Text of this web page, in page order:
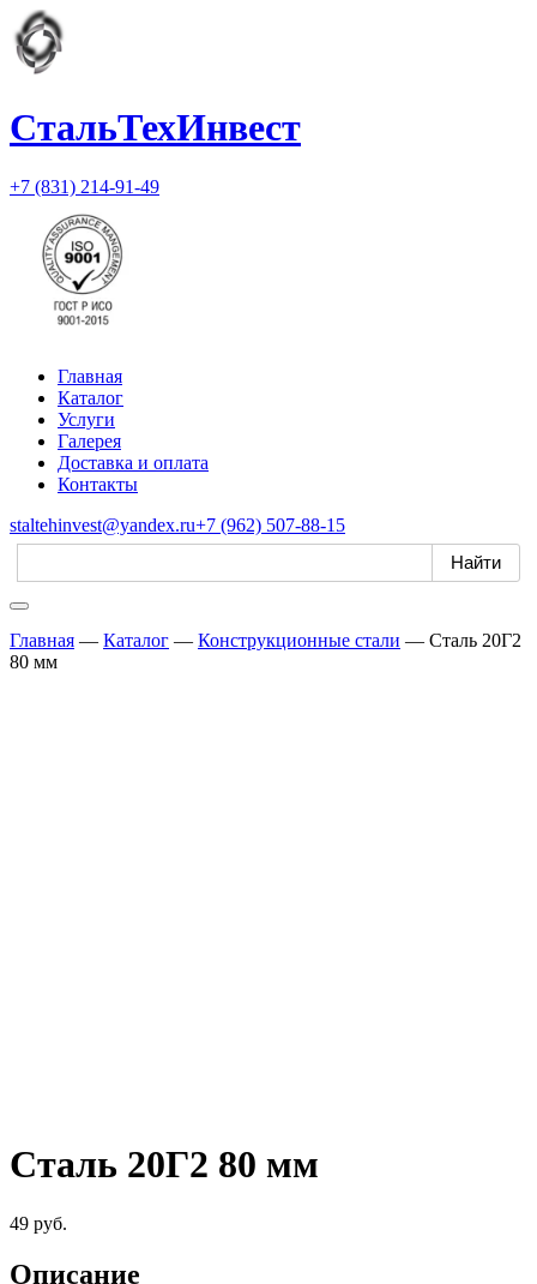
СтальТехИнвест
+7 (831) 214-91-49
Главная
Каталог
Услуги
Галерея
Доставка и оплата
Контакты
staltehinvest@yandex.ru+7 (962) 507-88-15
Главная — Каталог — Конструкционные стали — Сталь 20Г2
80 мм
Сталь 20Г2 80 мм
49 руб.
Описание